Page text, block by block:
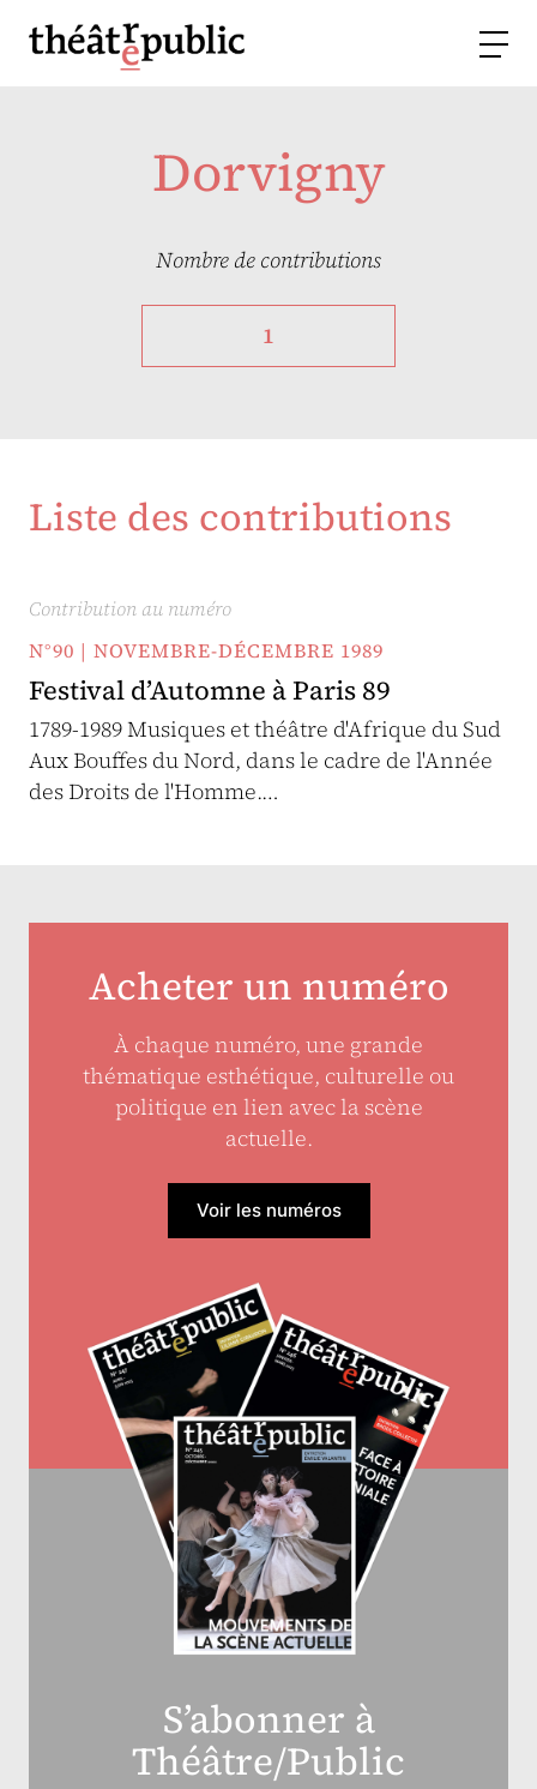
Dorvigny
Nombre de contributions
1
Liste des contributions
Contribution au numéro
N°90 | NOVEMBRE-DÉCEMBRE 1989
Festival d’Automne à Paris 89
1789-1989 Musiques et théâtre d'Afrique du Sud
Aux Bouffes du Nord, dans le cadre de l'Année
des Droits de l'Homme.…
Acheter un numéro
À chaque numéro, une grande
thématique esthétique, culturelle ou
politique en lien avec la scène
actuelle.
Voir les numéros
S’abonner à
Théâtre/Public